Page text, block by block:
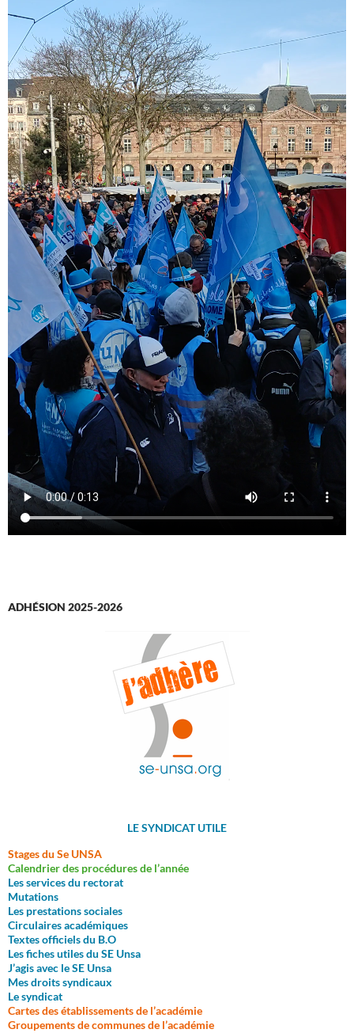
ADHÉSION 2025-2026
LE SYNDICAT UTILE
Stages du Se UNSA
Calendrier des procédures de l’année
Les services du rectorat
Mutations
Les prestations sociales
Circulaires académiques
Textes officiels du B.O
Les fiches utiles du SE Unsa
J’agis avec le SE Unsa
Mes droits syndicaux
Le syndicat
Cartes des établissements de l’académie
Groupements de communes de l’académie